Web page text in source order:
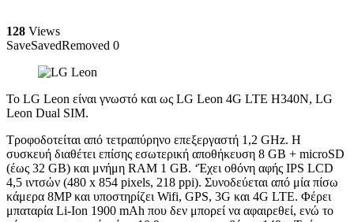
128 Views
SaveSavedRemoved 0
Το LG Leon είναι γνωστό και ως LG Leon 4G LTE H340N, LG
Leon Dual SIM.
Τροφοδοτείται από τετραπύρηνο επεξεργαστή 1,2 GHz. Η
συσκευή διαθέτει επίσης εσωτερική αποθήκευση 8 GB + microSD
(έως 32 GB) και μνήμη RAM 1 GB. ‘Έχει οθόνη αφής IPS LCD
4,5 ιντσών (480 x 854 pixels, 218 ppi). Συνοδεύεται από μία πίσω
κάμερα 8MP και υποστηρίζει Wifi, GPS, 3G και 4G LTE. Φέρει
μπαταρία Li-Ion 1900 mAh που δεν μπορεί να αφαιρεθεί, ενώ το